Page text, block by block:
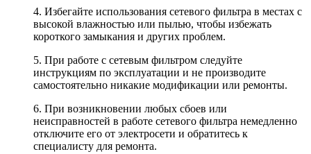
4. Избегайте использования сетевого фильтра в местах с
высокой влажностью или пылью, чтобы избежать
короткого замыкания и других проблем.
5. При работе с сетевым фильтром следуйте
инструкциям по эксплуатации и не производите
самостоятельно никакие модификации или ремонты.
6. При возникновении любых сбоев или
неисправностей в работе сетевого фильтра немедленно
отключите его от электросети и обратитесь к
специалисту для ремонта.